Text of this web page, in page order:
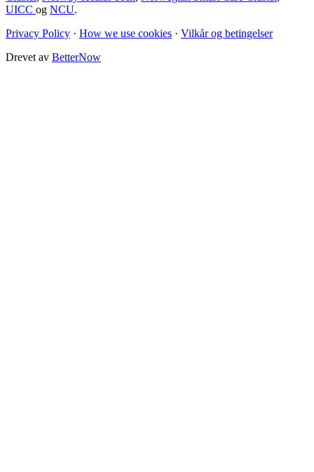
UICC og NCU.
Privacy Policy · How we use cookies · Vilkår og betingelser
Drevet av BetterNow